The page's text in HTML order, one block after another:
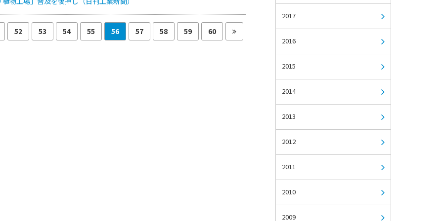
52 53 54 55 56 57 58 59 60
2017
2016
2015
2014
2013
2012
2011
2010
2009